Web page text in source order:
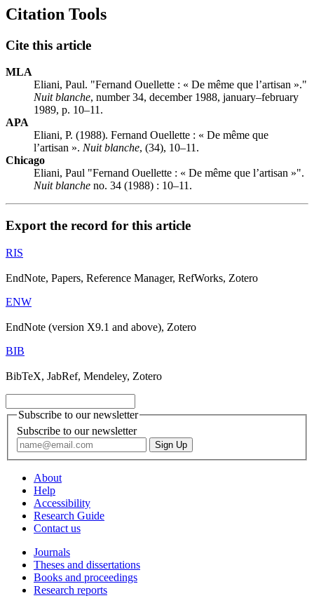
Citation Tools
Cite this article
MLA
Eliani, Paul. "Fernand Ouellette : « De même que l’artisan »."
Nuit blanche, number 34, december 1988, january–february
1989, p. 10–11.
APA
Eliani, P. (1988). Fernand Ouellette : « De même que
l’artisan ». Nuit blanche, (34), 10–11.
Chicago
Eliani, Paul "Fernand Ouellette : « De même que l’artisan »".
Nuit blanche no. 34 (1988) : 10–11.
Export the record for this article
RIS
EndNote, Papers, Reference Manager, RefWorks, Zotero
ENW
EndNote (version X9.1 and above), Zotero
BIB
BibTeX, JabRef, Mendeley, Zotero
Subscribe to our newsletter
Subscribe to our newsletter
About
Help
Accessibility
Research Guide
Contact us
Journals
Theses and dissertations
Books and proceedings
Research reports